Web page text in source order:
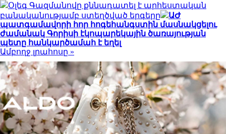
Օլեգ Գազմանովը քննադատել է արհեստական
բանականությամբ ստեղծված երգերը
ԱԺ
պատգամավորի հոր հոգեհանգստին մասնակցելու
ժամանակ Գորիսի էկոպարեկային ծառայության
պետը հանկարծամահ է եղել
Ամբողջ լրահոսը »